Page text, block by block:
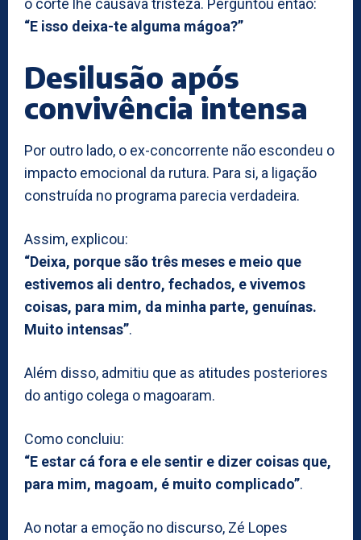
o corte lhe causava tristeza. Perguntou então:
“E isso deixa-te alguma mágoa?”
Desilusão após
convivência intensa
Por outro lado, o ex-concorrente não escondeu o
impacto emocional da rutura. Para si, a ligação
construída no programa parecia verdadeira.
Assim, explicou:
“Deixa, porque são três meses e meio que
estivemos ali dentro, fechados, e vivemos
coisas, para mim, da minha parte, genuínas.
Muito intensas”.
Além disso, admitiu que as atitudes posteriores
do antigo colega o magoaram.
Como concluiu:
“E estar cá fora e ele sentir e dizer coisas que,
para mim, magoam, é muito complicado”.
Ao notar a emoção no discurso, Zé Lopes